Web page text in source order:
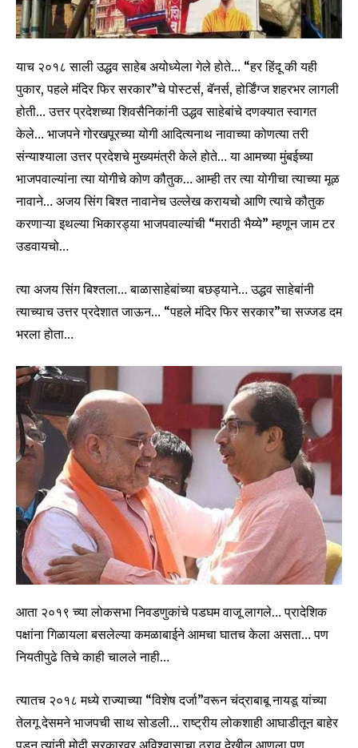
याच २०१८ साली उद्धव साहेब अयोध्येला गेले होते… “हर हिंदू की यही
पुकार, पहले मंदिर फिर सरकार”चे पोस्टर्स, बॅनर्स, होर्डिंग्ज शहरभर लागली
होती… उत्तर प्रदेशच्या शिवसैनिकांनी उद्धव साहेबांचे दणक्यात स्वागत
केले… भाजपने गोरखपूरच्या योगी आदित्यनाथ नावाच्या कोणत्या तरी
संन्याश्याला उत्तर प्रदेशचे मुख्यमंत्री केले होते… या आमच्या मुंबईच्या
भाजपवाल्यांना त्या योगीचे कोण कौतुक… आम्ही तर त्या योगीचा त्याच्या मूळ
नावाने… अजय सिंग बिश्त नावानेच उल्लेख करायचो आणि त्याचे कौतुक
करणाऱ्या इथल्या भिकारड्या भाजपवाल्यांची “मराठी भैय्ये” म्हणून जाम टर
उडवायचो…
त्या अजय सिंग बिश्तला… बाळासाहेबांच्या बछड्याने… उद्धव साहेबांनी
त्याच्याच उत्तर प्रदेशात जाऊन… “पहले मंदिर फिर सरकार”चा सज्जड दम
भरला होता…
आता २०१९ च्या लोकसभा निवडणुकांचे पडघम वाजू लागले… प्रादेशिक
पक्षांना गिळायला बसलेल्या कमळाबाईने आमचा घातच केला असता… पण
नियतीपुढे तिचे काही चालले नाही…
त्यातच २०१८ मध्ये राज्याच्या “विशेष दर्जा”वरून चंद्राबाबू नायडू यांच्या
तेलगू देसमने भाजपची साथ सोडली… राष्ट्रीय लोकशाही आघाडीतून बाहेर